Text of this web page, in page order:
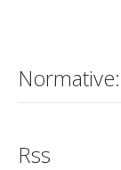
Normative:
Rss